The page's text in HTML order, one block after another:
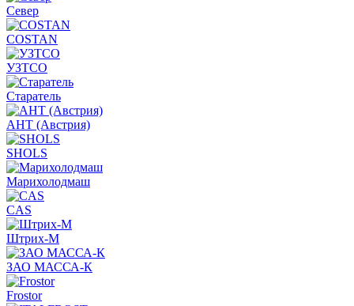
Север
COSTAN
УЗТСО
Старатель
АНТ (Австрия)
SHOLS
Марихолодмаш
CAS
Штрих-М
ЗАО МАССА-К
Frostor